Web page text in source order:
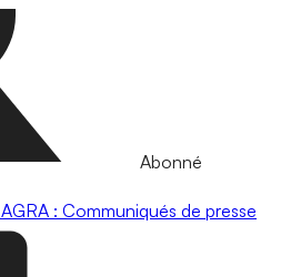
Abonné
AGRA : Communiqués de presse